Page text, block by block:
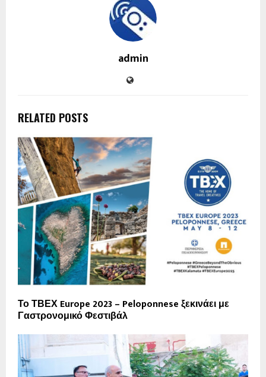
admin
RELATED POSTS
Το ΤΒΕΧ Europe 2023 – Peloponnese ξεκινάει με
Γαστρονομικό Φεστιβάλ